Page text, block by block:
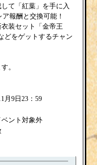
て「紅葉」を手に入
報酬と交換可能！
装セット「金帝王
どをゲットするチャン
。
月9日23：59
ント対象外